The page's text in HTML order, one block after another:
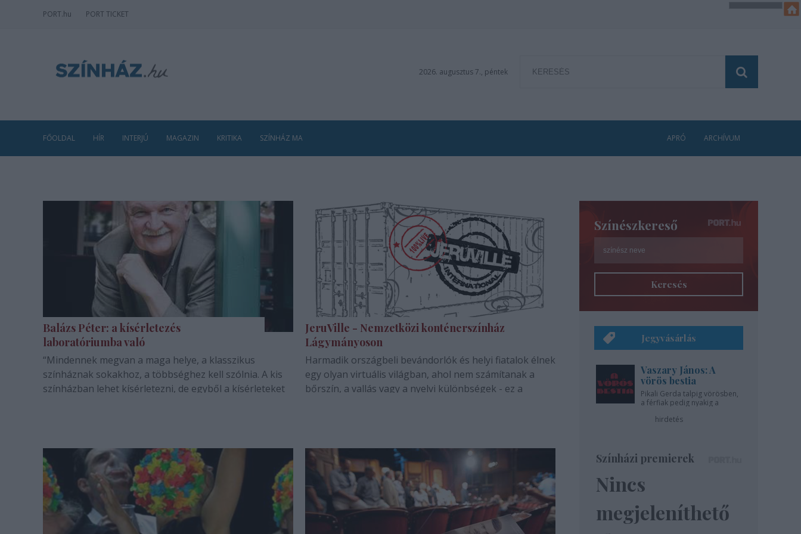
PORT.hu PORT TICKET
2026. augusztus 7., péntek
FŐOLDAL HÍR INTERJÚ MAGAZIN KRITIKA SZÍNHÁZ MA APRÓ ARCHÍVUM
Balázs Péter: a kísérletezés
laboratóriumba való
“Mindennek megvan a maga helye, a klasszikus
színháznak sokakhoz, a többséghez kell szólnia. A kis
színházban lehet kísérletezni, de egyből a kísérleteket
JeruVille - Nemzetközi konténerszínház
Lágymányoson
Harmadik országbeli bevándorlók és helyi fiatalok élnek
egy olyan virtuális világban, ahol nem számítanak a
bőrszín, a vallás vagy a nyelvi különbségek - ez a
Színészkereső
Keresés
Jegyvásárlás
Vaszary János: A
vörös bestia
Pikali Gerda talpig vörösben,
a férfiak pedig nyakig a
hirdetés
Színházi premierek
Nincs
megjeleníthető